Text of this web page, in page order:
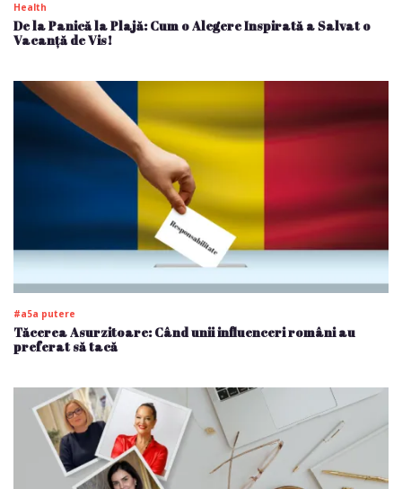
Health
De la Panică la Plajă: Cum o Alegere Inspirată a Salvat o
Vacanță de Vis!
#a5a putere
Tăcerea Asurzitoare: Când unii influenceri români au
preferat să tacă